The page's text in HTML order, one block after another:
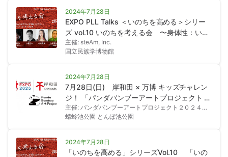
2024年7月28日
EXPO PLL Talks ＜いのちを高める＞シリー
ズ vol.10 いのちを考える会 〜身体性：いの
ちとは何か。万博とは何か。〜
主催: steAm, Inc.
国立民族学博物館
2024年7月28日
7月28日(日) 岸和田 × 万博 キッズチャレン
ジ！ 「パンダバンブーアートプロジェクト フ
ァミリーで竹取り＆竹あかりをつくろう」
主催: パンダバンブーアートプロジェクト２０２４実
行委員会
蜻蛉池公園 とんぼ池公園
2024年7月28日
「いのちを高める」シリーズVol.10 「いの